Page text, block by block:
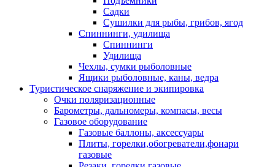
Садки
Сушилки для рыбы, грибов, ягод
Спиннинги, удилища
Спиннинги
Удилища
Чехлы, сумки рыболовные
Ящики рыболовные, каны, ведра
Туристическое снаряжение и экипировка
Очки поляризационные
Барометры, дальномеры, компасы, весы
Газовое оборудование
Газовые баллоны, аксессуары
Плиты, горелки,обогреватели,фонари
газовые